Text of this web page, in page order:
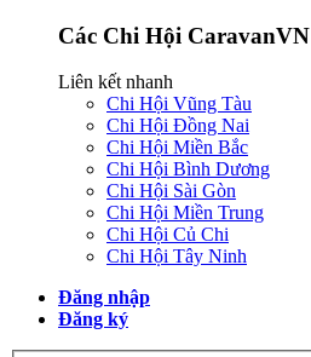
Các Chi Hội CaravanVN
Liên kết nhanh
Chi Hội Vũng Tàu
Chi Hội Đồng Nai
Chi Hội Miền Bắc
Chi Hội Bình Dương
Chi Hội Sài Gòn
Chi Hội Miền Trung
Chi Hội Củ Chi
Chi Hội Tây Ninh
Đăng nhập
Đăng ký